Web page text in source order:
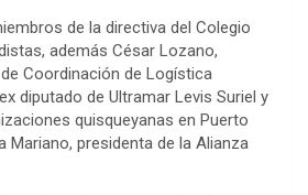
de la directiva del Colegio
además César Lozano,
Coordinación de Logística
diputado de Ultramar Levis Suriel y
quisqueyanas en Puerto
Mariano, presidenta de la Alianza